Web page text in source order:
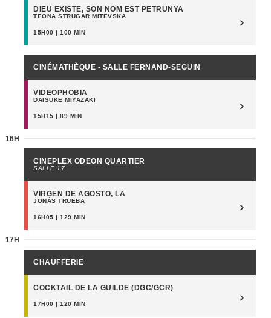
DIEU EXISTE, SON NOM EST PETRUNYA
TEONA STRUGAR MITEVSKA
15H00 | 100 MIN
CINÉMATHÈQUE - SALLE FERNAND-SEGUIN
VIDEOPHOBIA
DAISUKE MIYAZAKI
15H15 | 89 MIN
16H
CINEPLEX ODEON QUARTIER
SALLE 17
VIRGEN DE AGOSTO, LA
JONÁS TRUEBA
16H05 | 129 MIN
17H
CHAUFFERIE
COCKTAIL DE LA GUILDE (DGC/GCR)
17H00 | 120 MIN